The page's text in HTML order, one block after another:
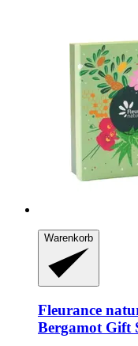
Warenkorb
Fleurance
Bergamot Gift